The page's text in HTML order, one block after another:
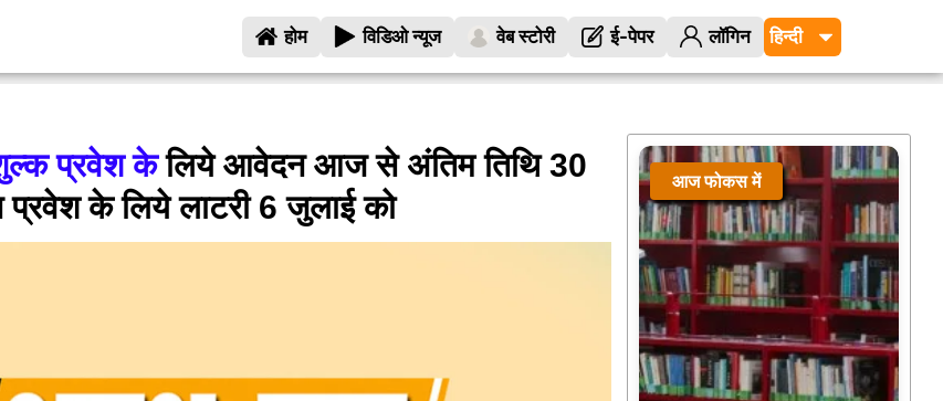
होम विडिओ न्यूज वेब स्टोरी ई-पेपर लॉगिन
प्रवेश केलिये आवेदन आज से अंतिम तिथि 30
के लिये लाटरी 6 जुलाई को
आज फोकस में